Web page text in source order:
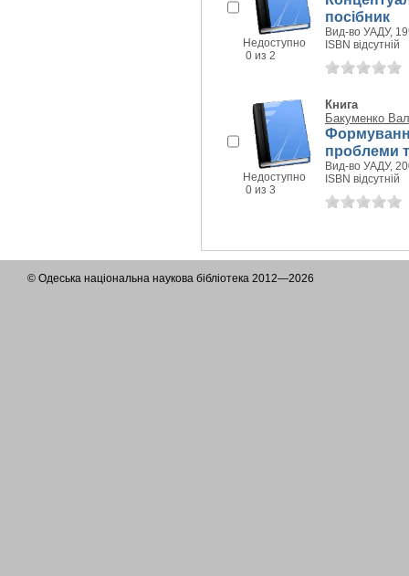
Недоступно
0 из 2
посібник
Вид-во УАДУ,
ISBN відсутній
Недоступно
0 из 3
Книга
Бакуменко
проблеми
Вид-во УАДУ,
ISBN відсутній
© Одеська національна наукова бібліотека 2012—2026